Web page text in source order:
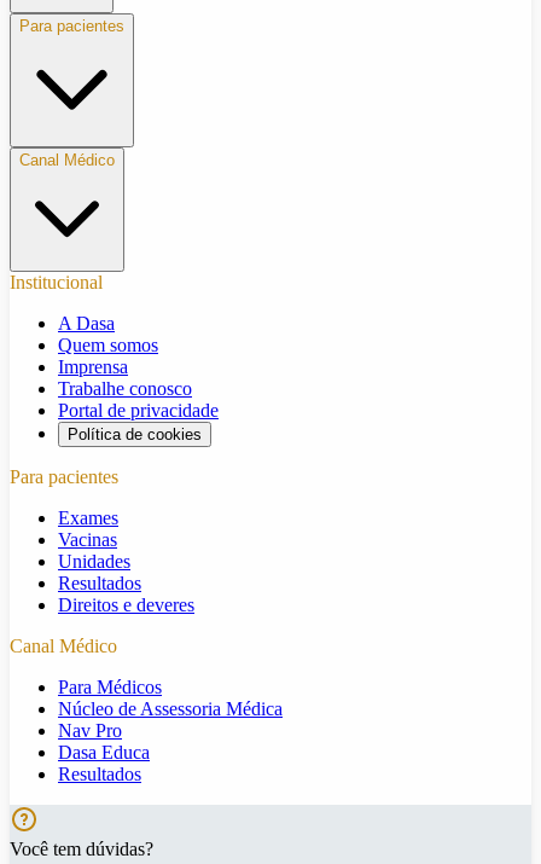
Para pacientes
Canal Médico
Institucional
A Dasa
Quem somos
Imprensa
Trabalhe conosco
Portal de privacidade
Política de cookies
Para pacientes
Exames
Vacinas
Unidades
Resultados
Direitos e deveres
Canal Médico
Para Médicos
Núcleo de Assessoria Médica
Nav Pro
Dasa Educa
Resultados
Você tem dúvidas?